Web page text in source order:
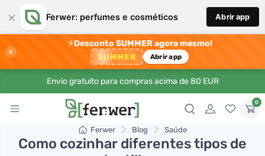
× Ferwer: perfumes e cosméticos Abrir app
×
⚡Desconto SUMMER agora mesmo!
SUMMER Abrir app
Envio gratuito para compras acima de 80 EUR
0
Ferwer Blog Saúde
Como cozinhar diferentes tipos de